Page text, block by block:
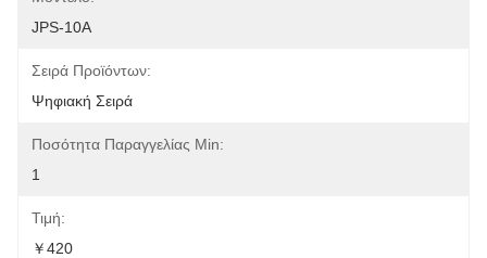
JPS-10A
Σειρά Προϊόντων:
Ψηφιακή Σειρά
Ποσότητα Παραγγελίας Min:
1
Τιμή:
￥420